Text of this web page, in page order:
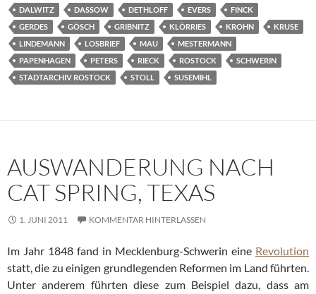
DALWITZ
DASSOW DETHLOFF EVERS
FINCK
GERDES
GÖSCH GRIBNITZ KLÖRRIES KROHN
KRUSE
LINDEMANN
LOSBRIEF MAU
MESTERMANN
PAPENHAGEN
PETERS RIECK ROSTOCK
SCHWERIN
STADTARCHIV ROSTOCK
STOLL SUSEMIHL
AUSWANDERUNG NACH
CAT SPRING, TEXAS
1. JUNI 2011 KOMMENTAR HINTERLASSEN
Im Jahr 1848 fand in Mecklenburg-Schwerin eine Revolution
statt, die zu einigen grundlegenden Reformen im Land führten.
Unter anderem führten diese zum Beispiel dazu, dass am